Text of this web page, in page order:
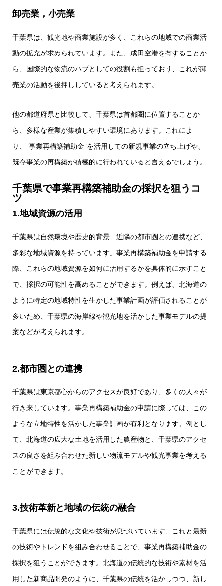
卸売業，小売業
千葉県は、観光地や商業施設が多く、これらの地域での商業活
動の拡充が求められています。また、成田空港を有することか
ら、国際的な物流のハブとしての役割も担っており、これが卸
売業の活動を後押ししていると考えられます。
他の都道府県と比較して、千葉県は首都圏に位置することか
ら、多様な産業が集積しやすい環境にあります。これによ
り、”事業再構築補助金”を活用しての新規事業の立ち上げや、
既存事業の再構築が積極的に行われていると言えるでしょう。
千葉県で事業再構築補助金の採択を狙うコ
ツ
1.地域資源の活用
千葉県は自然環境や歴史的背景、近隣の都市圏との連携など、
多彩な地域資源を持っています。事業再構築補助金を申請する
際、これらの地域資源を如何に活用するかを具体的に示すこと
で、採択の可能性を高めることができます。例えば、北海道の
ように特定の地域特性を生かした事業計画が評価されることが
多いため、千葉県の海岸線や観光地を活かした事業モデルの提
案などが考えられます。
2.都市圏との連携
千葉県は東京都心からのアクセスが良好であり、多くの人々が
行き来しています。事業再構築補助金の申請に際しては、この
ような立地特性を活かした事業計画が有利となります。例とし
て、北海道の広大な土地を活用した農産物と、千葉県のアクセ
スの良さを組み合わせた新しい物流モデルや観光事業を考える
ことができます。
3.技術革新と地域の伝統の融合
千葉県には伝統的な文化や技術が息づいています。これと最新
の技術やトレンドを組み合わせることで、事業再構築補助金の
採択を狙うことができます。北海道の伝統的な技術や素材を活
用した新商品開発のように、千葉県の伝統を活かしつつ、新し